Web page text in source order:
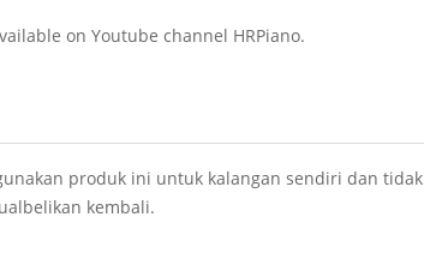
on Youtube channel HRPiano.
produk ini untuk kalangan sendiri dan tidak
kembali.